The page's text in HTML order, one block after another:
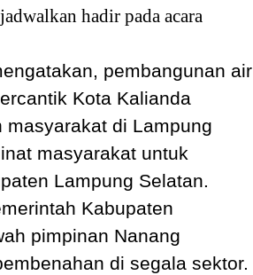
hadir pada acara
pembangunan air
Kota Kalianda
di Lampung
masyarakat untuk
Lampung Selatan.
Kabupaten
pimpinan Nanang
di segala sektor.